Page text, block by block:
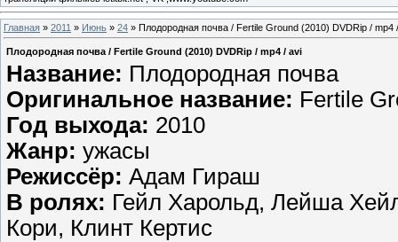
Главная » 2011 » Июнь » 24 » Плодородная почва / Fertile Ground (2010) DVDRip / mp4
Плодородная почва / Fertile Ground (2010) DVDRip / mp4 / avi
Название: Плодородная почва
Оригинальное название: Fertile
Год выхода: 2010
Жанр: ужасы
Режиссёр: Адам Гираш
В ролях: Гейл Харольд, Лейша
Кори, Клинт Кертис